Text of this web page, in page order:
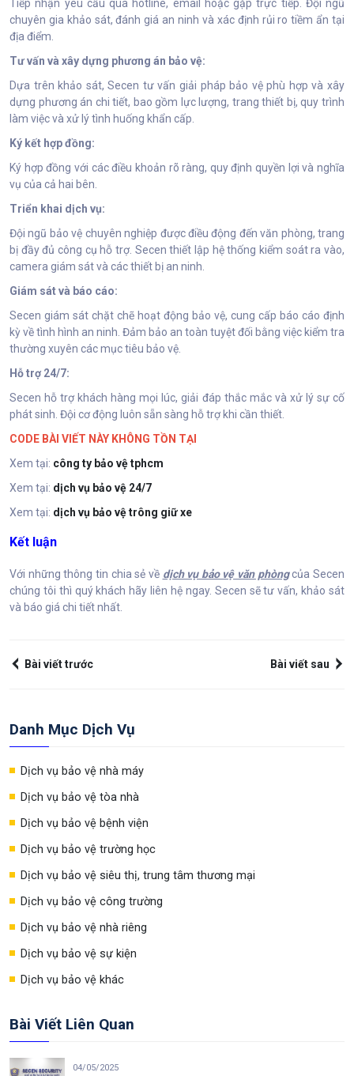
Tiếp nhận yêu cầu qua hotline, email hoặc gặp trực tiếp. Đội ngũ
chuyên gia khảo sát, đánh giá an ninh và xác định rủi ro tiềm ẩn tại
địa điểm.
Tư vấn và xây dựng phương án bảo vệ:
Dựa trên khảo sát, Secen tư vấn giải pháp bảo vệ phù hợp và xây
dựng phương án chi tiết, bao gồm lực lượng, trang thiết bị, quy trình
làm việc và xử lý tình huống khẩn cấp.
Ký kết hợp đồng:
Ký hợp đồng với các điều khoản rõ ràng, quy định quyền lợi và nghĩa
vụ của cả hai bên.
Triển khai dịch vụ:
Đội ngũ bảo vệ chuyên nghiệp được điều động đến văn phòng, trang
bị đầy đủ công cụ hỗ trợ. Secen thiết lập hệ thống kiểm soát ra vào,
camera giám sát và các thiết bị an ninh.
Giám sát và báo cáo:
Secen giám sát chặt chẽ hoạt động bảo vệ, cung cấp báo cáo định
kỳ về tình hình an ninh. Đảm bảo an toàn tuyệt đối bằng việc kiểm tra
thường xuyên các mục tiêu bảo vệ.
Hỗ trợ 24/7:
Secen hỗ trợ khách hàng mọi lúc, giải đáp thắc mắc và xử lý sự cố
phát sinh. Đội cơ động luôn sẵn sàng hỗ trợ khi cần thiết.
CODE BÀI VIẾT NÀY KHÔNG TỒN TẠI
Xem tại: công ty bảo vệ tphcm
Xem tại: dịch vụ bảo vệ 24/7
Xem tại: dịch vụ bảo vệ trông giữ xe
Kết luận
Với những thông tin chia sẻ về dịch vụ bảo vệ văn phòngcủa Secen
chúng tôi thì quý khách hãy liên hệ ngay. Secen sẽ tư vấn, khảo sát
và báo giá chi tiết nhất.
Bài viết trước Bài viết sau
Danh Mục Dịch Vụ
Dịch vụ bảo vệ nhà máy
Dịch vụ bảo vệ tòa nhà
Dịch vụ bảo vệ bệnh viện
Dịch vụ bảo vệ trường học
Dịch vụ bảo vệ siêu thị, trung tâm thương mại
Dịch vụ bảo vệ công trường
Dịch vụ bảo vệ nhà riêng
Dịch vụ bảo vệ sự kiện
Dịch vụ bảo vệ khác
Bài Viết Liên Quan
04/05/2025